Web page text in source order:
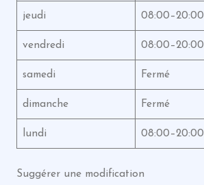
jeudi 08:00–20:00
vendredi 08:00–20:00
samedi Fermé
dimanche Fermé
lundi 08:00–20:00
Suggérer une modification